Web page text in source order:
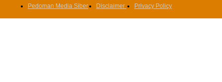
Pedoman Media Siber
Disclaimer Privacy Policy